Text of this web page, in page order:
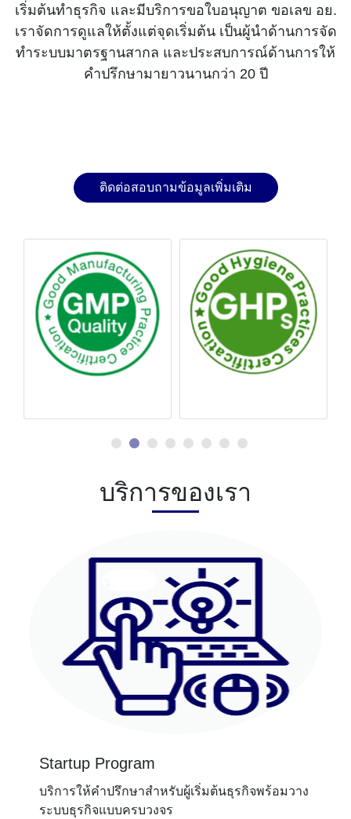
เริ่มต้นทำธุรกิจ และมีบริการขอใบอนุญาต ขอเลข อย.
เราจัดการดูแลให้ตั้งแต่จุดเริ่มต้น เป็นผู้นำด้านการจัด
ทำระบบมาตรฐานสากล และประสบการณ์ด้านการให้
คำปรึกษามายาวนานกว่า 20 ปี
ติดต่อสอบถามข้อมูลเพิ่มเติม
บริการของเรา
Startup Program
บริการให้คำปรึกษาสำหรับผู้เริ่มต้นธุรกิจพร้อมวาง
ระบบธุรกิจแบบครบวงจร